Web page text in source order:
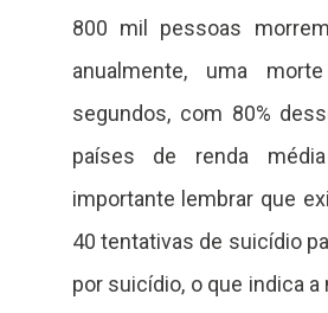
800 mil pessoas
anualmente, uma
segundos, com 80%
países de renda
importante lembrar que
40 tentativas de suicídio
por suicídio, o que indica a